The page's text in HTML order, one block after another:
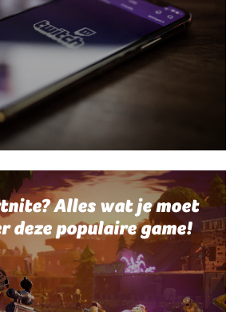
Alles wat je moet
deze populaire game!